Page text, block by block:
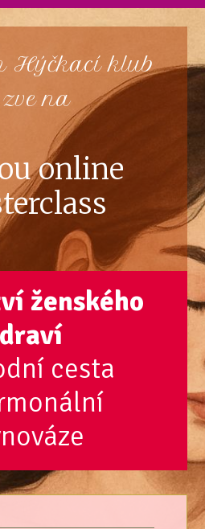
Hýčkací klub
na
online
ženského
cesta